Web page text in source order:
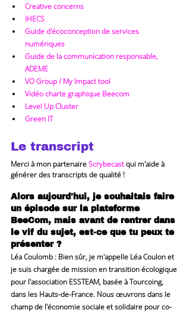
Creative concerns
IHECS
Guide d'écoconception de services
numériques
Guide de la communication responsable,
ADEME
VO Group / My Impact tool
Vidéo charte graphique Beecom
Level Up Cluster
Green IT
Le transcript
Merci à mon partenaire Scrybecast qui m'aide à
générer des transcripts de qualité !
Alors aujourd'hui, je souhaitais faire
un épisode sur la plateforme
BeeCom, mais avant de rentrer dans
le vif du sujet, est-ce que tu peux te
présenter ?
Léa Coulomb : Bien sûr, je m'appelle Léa Coulon et
je suis chargée de mission en transition écologique
pour l'association ESSTEAM, basée à Tourcoing,
dans les Hauts-de-France. Nous œuvrons dans le
champ de l'économie sociale et solidaire pour co-